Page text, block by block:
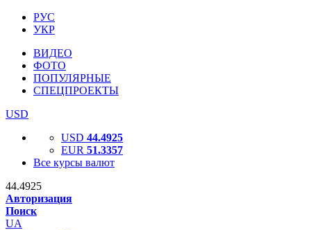
РУС
УКР
ВИДЕО
ФОТО
ПОПУЛЯРНЫЕ
СПЕЦПРОЕКТЫ
USD
USD 44.4925
EUR 51.3357
Все курсы валют
44.4925
Авторизация
Поиск
UA